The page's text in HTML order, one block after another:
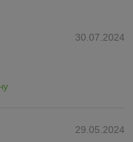
30.07.2024
29.05.2024